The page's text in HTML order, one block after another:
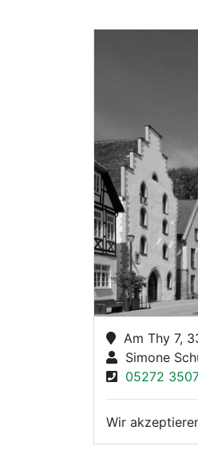
Am Thy 7,
Simone
05272
Wir